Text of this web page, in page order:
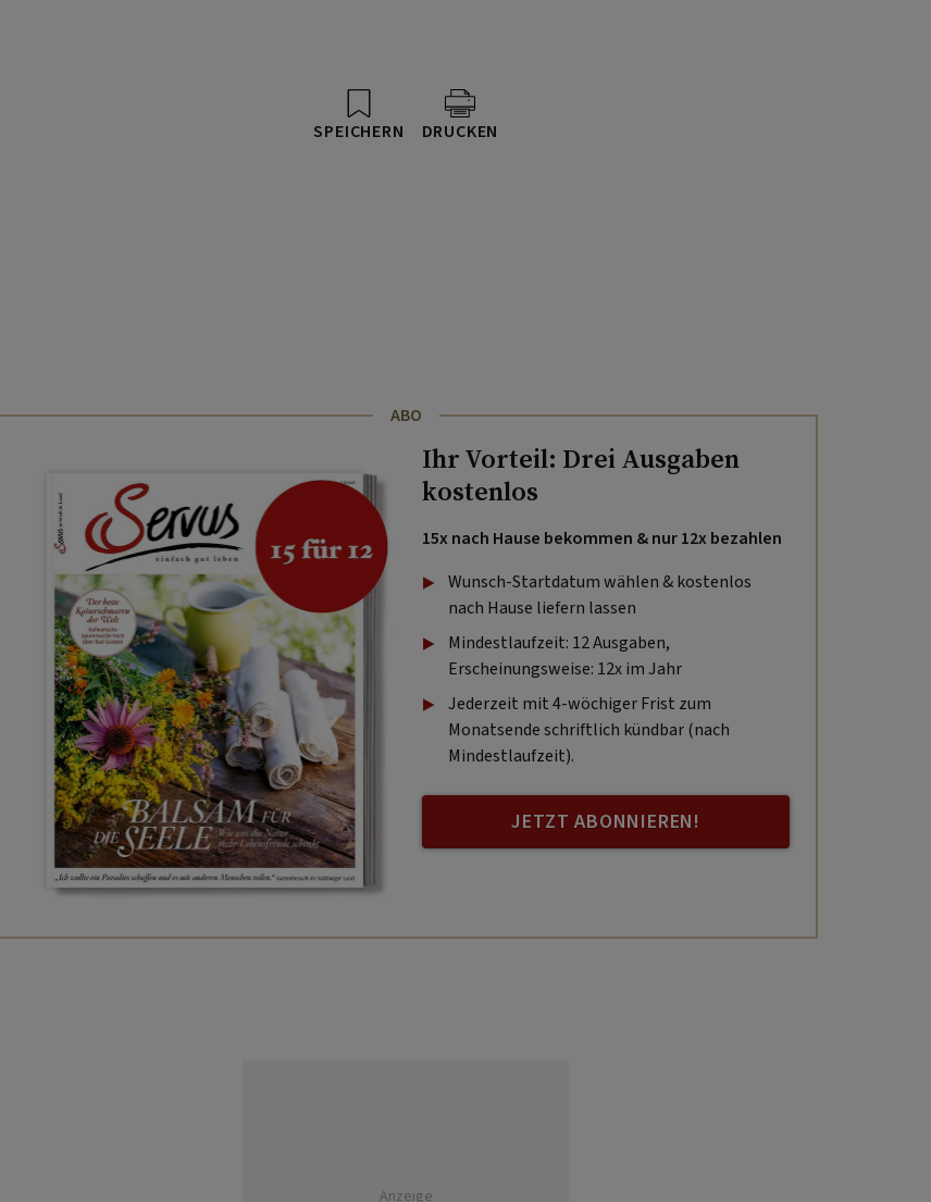
SPEICHERN DRUCKEN
ABO
Ihr Vorteil: Drei Ausgaben
kostenlos
15x nach Hause bekommen & nur 12x bezahlen
Wunsch-Startdatum wählen & kostenlos
nach Hause liefern lassen
Mindestlaufzeit: 12 Ausgaben,
Erscheinungsweise: 12x im Jahr
Jederzeit mit 4-wöchiger Frist zum
Monatsende schriftlich kündbar (nach
Mindestlaufzeit).
JETZT ABONNIEREN!
Anzeige